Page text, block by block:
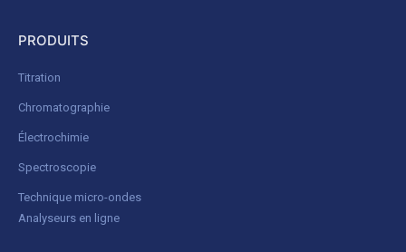
PRODUITS
Titration
Chromatographie
Électrochimie
Spectroscopie
Technique micro-ondes
Analyseurs en ligne